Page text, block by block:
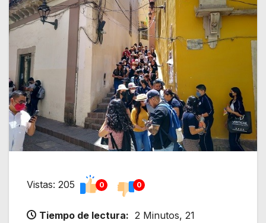
Vistas: 205 0 0
Tiempo de lectura: 2 Minutos, 21